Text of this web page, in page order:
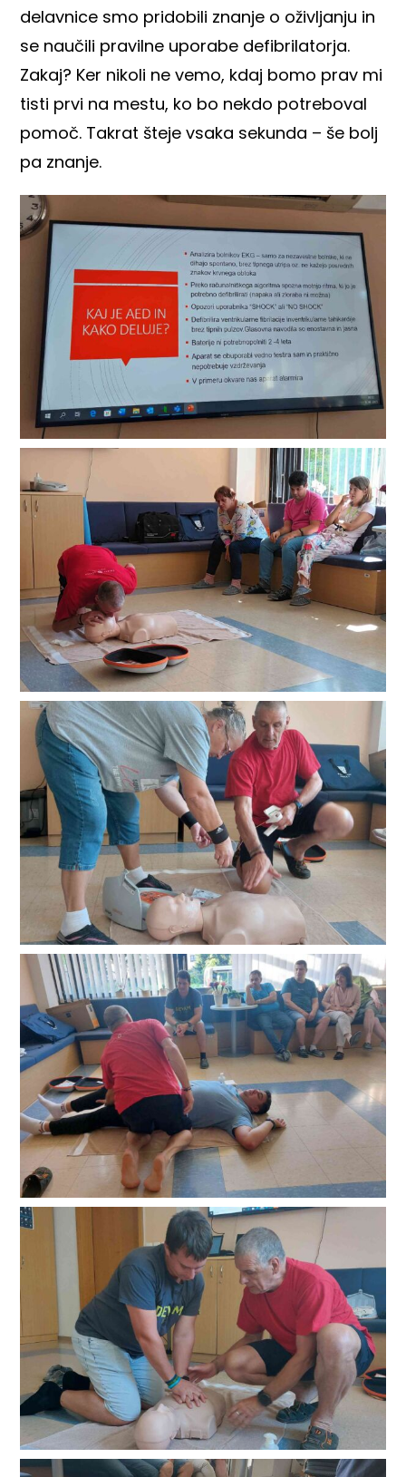
delavnice smo pridobili znanje o oživljanju in
se naučili pravilne uporabe defibrilatorja.
Zakaj? Ker nikoli ne vemo, kdaj bomo prav mi
tisti prvi na mestu, ko bo nekdo potreboval
pomoč. Takrat šteje vsaka sekunda – še bolj
pa znanje.